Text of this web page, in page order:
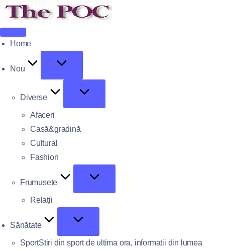
Home
Nou
Diverse
Afaceri
Casă&gradină
Cultural
Fashion
Frumusete
Relații
Sănătate
SportStiri din sport de ultima ora, informatii din lumea